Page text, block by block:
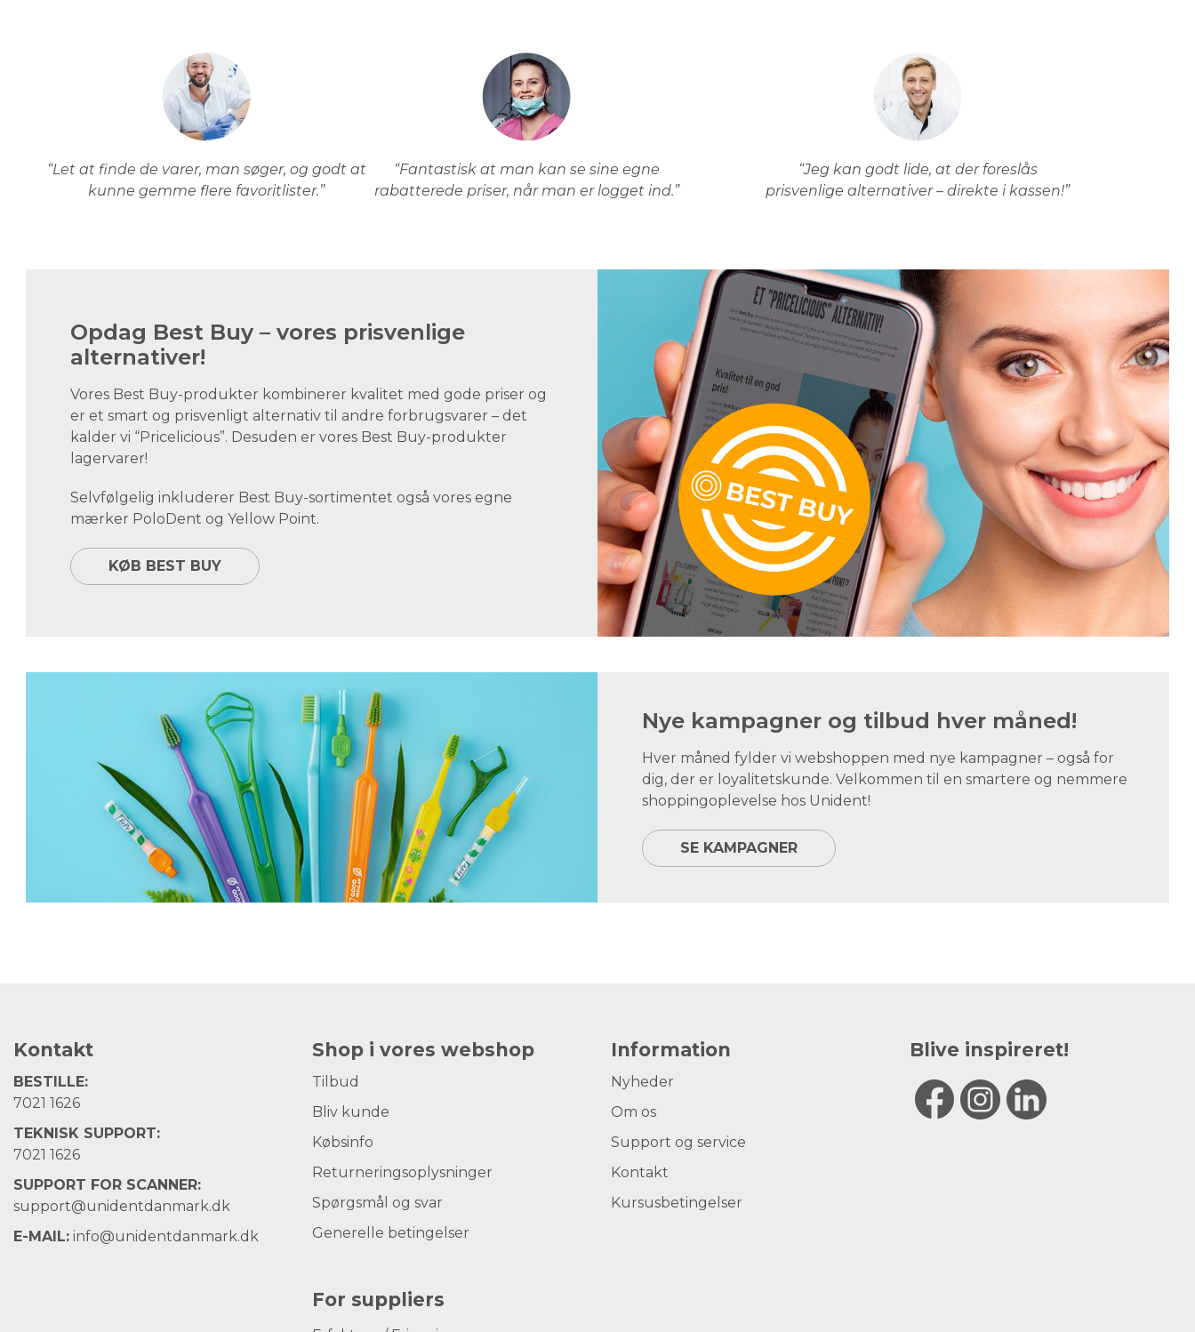
“Let at finde de varer, man søger, og godt at
kunne gemme flere favoritlister.”
“Fantastisk at man kan se sine egne
rabatterede priser, når man er logget ind.”
“Jeg kan godt lide, at der foreslås
prisvenlige alternativer – direkte i kassen!”
Opdag Best Buy – vores prisvenlige
alternativer!
Vores Best Buy-produkter kombinerer kvalitet med gode priser og
er et smart og prisvenligt alternativ til andre forbrugsvarer – det
kalder vi “Pricelicious”. Desuden er vores Best Buy-produkter
lagervarer!
Selvfølgelig inkluderer Best Buy-sortimentet også vores egne
mærker PoloDent og Yellow Point.
KØB BEST BUY
Nye kampagner og tilbud hver måned!
Hver måned fylder vi webshoppen med nye kampagner – også for
dig, der er loyalitetskunde. Velkommen til en smartere og nemmere
shoppingoplevelse hos Unident!
SE KAMPAGNER
Kontakt
BESTILLE:
7021 1626
TEKNISK SUPPORT:
7021 1626
SUPPORT FOR SCANNER:
support@unidentdanmark.dk
E-MAIL: info@unidentdanmark.dk
Shop i vores webshop
Tilbud
Bliv kunde
Købsinfo
Returneringsoplysninger
Spørgsmål og svar
Generelle betingelser
For suppliers
Information
Nyheder
Om os
Support og service
Kontakt
Kursusbetingelser
Blive inspireret!